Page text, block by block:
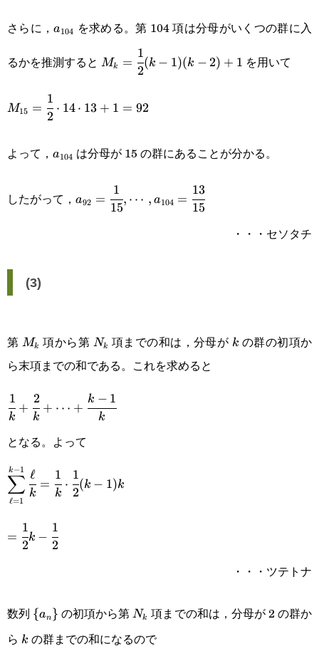
さらに， a_{104}
a104 を求める。第 104 項は分母がいくつの群に入
るかを推測すると M_k=\cfrac{1}
{2}(k-1)(k-
2)+1
Mk =
2
1
(k − 1)(k − 2) + 1 を用いて
M_{15}=\cfrac{1}
{2}\cdot14\cdot13+1=92
M15 =
2
1
⋅ 14 ⋅ 13 + 1 = 92
よって， a_{104}
a104 は分母が 15 の群にあることが分かる。
したがって，
a_{92}=\cfrac{1}
{15},\cdots,a_{104}=\cfrac{13}
a92 =
15
1
, ⋯ , a104 =
15
13
・・・セソタチ
(3)
第 M_k
Mk 項から第 N_k
Nk 項までの和は，分母が k
k の群の初項か
ら末項までの和である。これを求めると
\cfrac{1}
{k}+\cfrac{2}
{k}+\cdots+\cfrac{k-
1}{k}
k
1
+
k
2
+ ⋯ +
k
k − 1
となる。よって
\displaystyle\sum_{\ell=1}^{k-
1}\cfrac{\ell}{k}=\cfrac{1}
{k}\cdot\cfrac{1}{2}(k-1)k
ℓ=1
∑
k−1
k
ℓ
=
k
1
⋅
2
1
(k − 1)k
=\cfrac{1}
{2}k-
=
2
1
k −
2
1
・・・ツテトナ
数列 \
{a_n\}
{an} の初項から第N_k
Nk 項までの和は，分母が 2 の群か
ら k
k の群までの和になるので